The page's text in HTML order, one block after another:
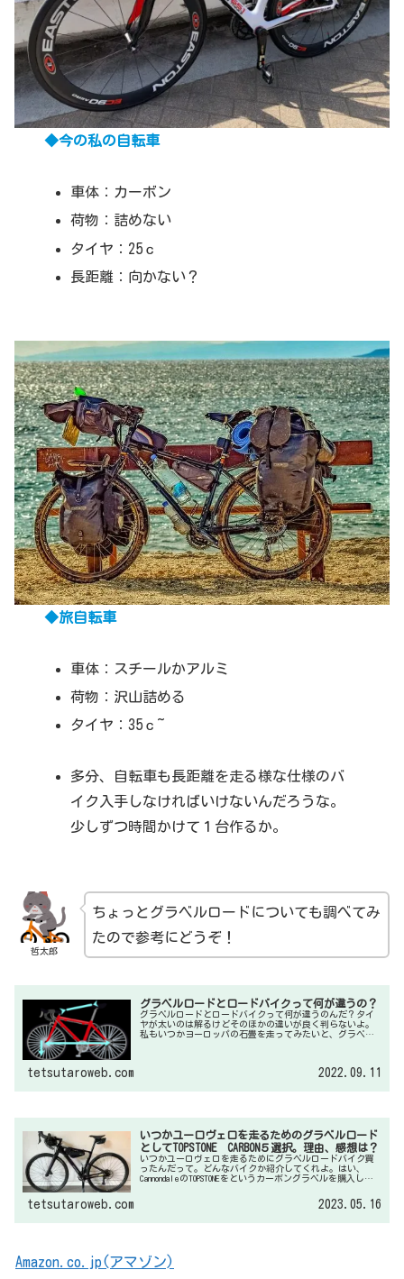
◆今の私の自転車
車体：カーボン
荷物：詰めない
タイヤ：25ｃ
長距離：向かない？
◆旅自転車
車体：スチールかアルミ
荷物：沢山詰める
タイヤ：35ｃ~
多分、自転車も長距離を走る様な仕様のバ
イク入手しなければいけないんだろうな。
少しずつ時間かけて１台作るか。
哲太郎
ちょっとグラベルロードについても調べてみ
たので参考にどうぞ！
グラベルロードとロードバイクって何が違うの？
グラベルロードとロードバイクって何が違うのんだ？タイ
ヤが太いのは解るけどそのほかの違いが良く判らないよ。
私もいつかヨーロッパの石畳を走ってみたいと、グラベル
tetsutaroweb.com 2022.09.11
いつかユーロヴェロを走るためのグラベルロード
としてTOPSTONE CARBON５選択。理由、感想は？
いつかユーロヴェロを走るためにグラベルロードバイク買
ったんだって。どんなバイクか紹介してくれよ。はい、
CannondaleのTOPSTONEをというカーボングラベルを購入しま
tetsutaroweb.com 2023.05.16
Amazon.co.jp(アマゾン)